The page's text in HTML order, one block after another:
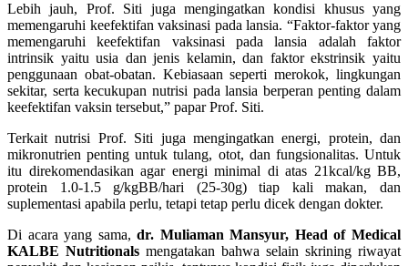
Lebih jauh, Prof. Siti juga mengingatkan kondisi khusus yang
memengaruhi keefektifan vaksinasi pada lansia. “Faktor-faktor yang
memengaruhi keefektifan vaksinasi pada lansia adalah faktor
intrinsik yaitu usia dan jenis kelamin, dan faktor ekstrinsik yaitu
penggunaan obat-obatan. Kebiasaan seperti merokok, lingkungan
sekitar, serta kecukupan nutrisi pada lansia berperan penting dalam
keefektifan vaksin tersebut,” papar Prof. Siti.
Terkait nutrisi Prof. Siti juga mengingatkan energi, protein, dan
mikronutrien penting untuk tulang, otot, dan fungsionalitas. Untuk
itu direkomendasikan agar energi minimal di atas 21kcal/kg BB,
protein 1.0-1.5 g/kgBB/hari (25-30g) tiap kali makan, dan
suplementasi apabila perlu, tetapi tetap perlu dicek dengan dokter.
Di acara yang sama,dr. Muliaman Mansyur, Head of Medical
KALBE Nutritionals mengatakan bahwa selain skrining riwayat